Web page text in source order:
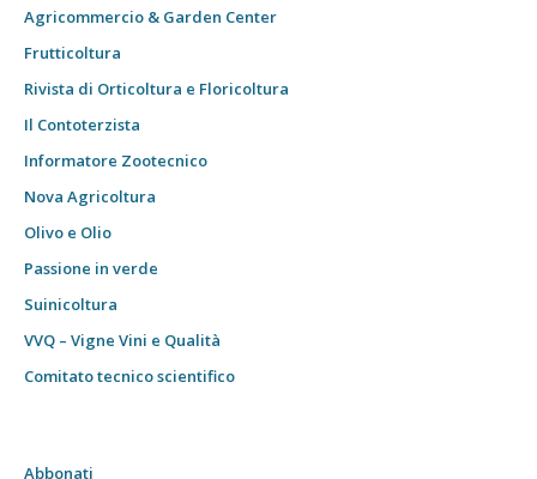
Agricommercio & Garden Center
Frutticoltura
Rivista di Orticoltura e Floricoltura
Il Contoterzista
Informatore Zootecnico
Nova Agricoltura
Olivo e Olio
Passione in verde
Suinicoltura
VVQ – Vigne Vini e Qualità
Comitato tecnico scientifico
Abbonati